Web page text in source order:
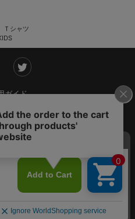
Ｔシャツ
ガイド
概要
基づく表記
規約
BAYSTARS All Rights Reserved.